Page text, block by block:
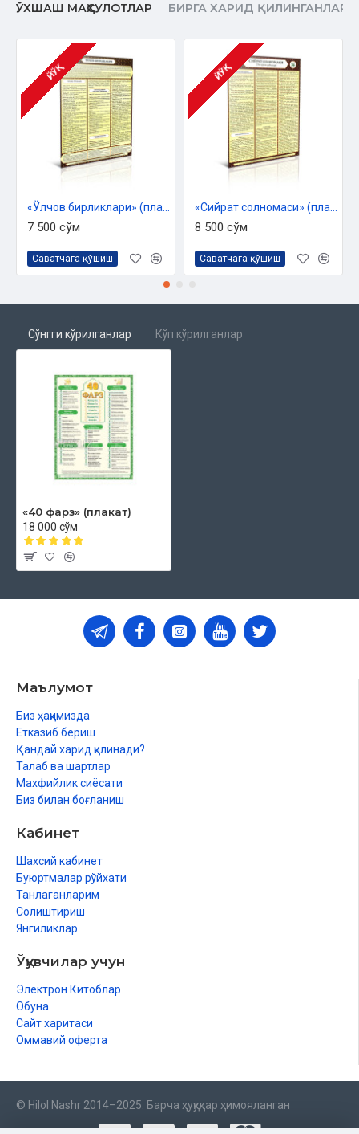
ЎХШАШ МАҲСУЛОТЛАР БИРГА ХАРИД ҚИЛИНГАНЛАР
ЙЎҚ
7 500 сўм
Саватчага қўшиш
ЙЎҚ
8 500 сўм
Саватчага қўшиш
Сўнгги кўрилганлар Кўп кўрилганлар
«40 фарз» (плакат)
18 000 сўм
Маълумот
Биз ҳақимизда
Етказиб бериш
Қандай харид қилинади?
Талаб ва шартлар
Махфийлик сиёсати
Биз билан боғланиш
Кабинет
Шахсий кабинет
Буюртмалар рўйхати
Танлаганларим
Солиштириш
Янгиликлар
Ўқувчилар учун
Электрон Китоблар
Обуна
Сайт харитаси
Оммавий оферта
© Hilol Nashr 2014–2025. Барча ҳуқуқлар ҳимояланган